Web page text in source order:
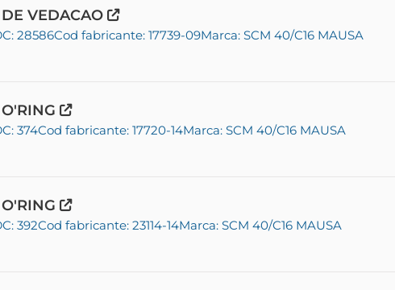
VEDACAO
28586Cod fabricante: 17739-09Marca: SCM 40/C16 MAUSA
374Cod fabricante: 17720-14Marca: SCM 40/C16 MAUSA
392Cod fabricante: 23114-14Marca: SCM 40/C16 MAUSA